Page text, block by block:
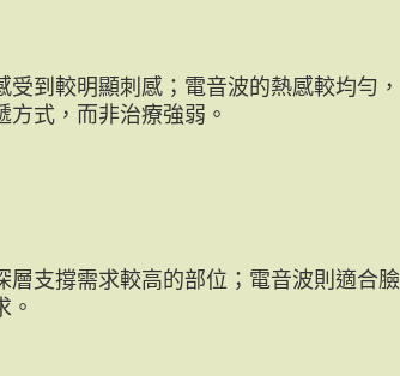
到較明顯刺感；電音波的熱感較均勻，
式，而非治療強弱。
支撐需求較高的部位；電音波則適合臉
。